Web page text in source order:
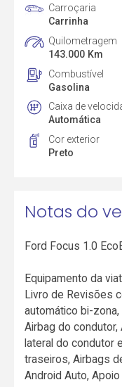
Carroçaria
Carrinha
Quilometragem
143.000 Km
Combustível
Gasolina
Caixa de
Automática
Cor exterior
Preto
Notas do
Ford Focus 1.0
Equipamento da
Livro de Revisões
automático bi-
Airbag do
lateral do condutor
traseiros, Airbags
Android Auto,